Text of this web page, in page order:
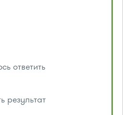
ответить
результат